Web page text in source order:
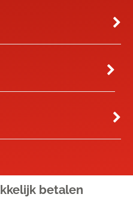
betalen